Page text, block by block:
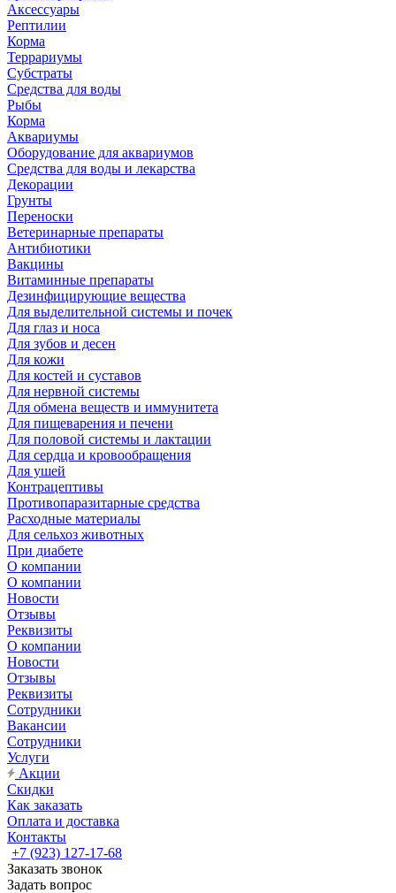
Аксессуары
Рептилии
Корма
Террариумы
Субстраты
Средства для воды
Рыбы
Корма
Аквариумы
Оборудование для аквариумов
Средства для воды и лекарства
Декорации
Грунты
Переноски
Ветеринарные препараты
Антибиотики
Вакцины
Витаминные препараты
Дезинфицирующие вещества
Для выделительной системы и почек
Для глаз и носа
Для зубов и десен
Для кожи
Для костей и суставов
Для нервной системы
Для обмена веществ и иммунитета
Для пищеварения и печени
Для половой системы и лактации
Для сердца и кровообращения
Для ушей
Контрацептивы
Противопаразитарные средства
Расходные материалы
Для сельхоз животных
При диабете
О компании
О компании
Новости
Отзывы
Реквизиты
О компании
Новости
Отзывы
Реквизиты
Сотрудники
Вакансии
Сотрудники
Услуги
Акции
Скидки
Как заказать
Оплата и доставка
Контакты
+7 (923) 127-17-68
Заказать звонок
Задать вопрос